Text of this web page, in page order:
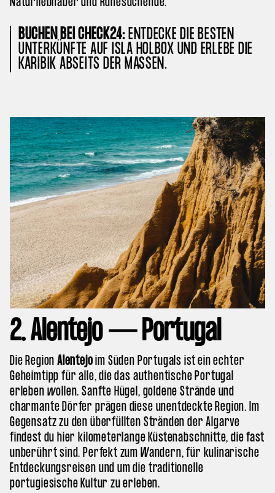
Naturliebhaber und Ruhesuchende.
BUCHEN BEI CHECK24:ENTDECKE DIE BESTEN
UNTERKÜNFTE AUF ISLA HOLBOX UND ERLEBE DIE
KARIBIK ABSEITS DER MASSEN.
2. Alentejo — Portugal
Die RegionAlentejoim Süden Portugals ist ein echter
Geheimtipp für alle, die das authentische Portugal
erleben wollen. Sanfte Hügel, goldene Strände und
charmante Dörfer prägen diese unentdeckte Region. Im
Gegensatz zu den überfüllten Stränden der Algarve
findest du hier kilometerlange Küstenabschnitte, die fast
unberührt sind. Perfekt zum Wandern, für kulinarische
Entdeckungsreisen und um die traditionelle
portugiesische Kultur zu erleben.